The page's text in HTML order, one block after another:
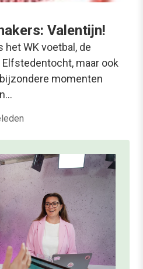
Valentijn!
het WK voetbal, de
maar ook
momenten